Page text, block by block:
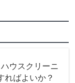
ウスクリーニ
ればよいか？